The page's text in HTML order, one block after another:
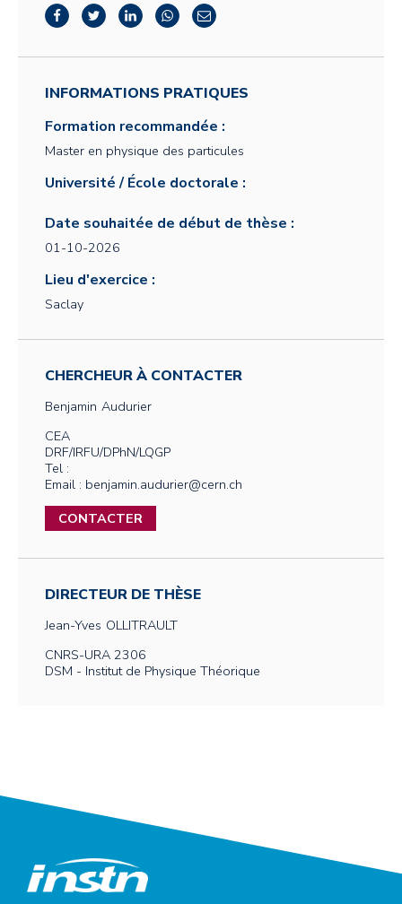
INFORMATIONS PRATIQUES
Formation recommandée :
Master en physique des particules
Université / École doctorale :
Date souhaitée de début de thèse :
01-10-2026
Lieu d'exercice :
Saclay
CHERCHEUR À CONTACTER
Benjamin Audurier
CEA
DRF/IRFU/DPhN/LQGP
Tel :
Email : benjamin.audurier@cern.ch
CONTACTER
DIRECTEUR DE THÈSE
Jean-Yves OLLITRAULT
CNRS-URA 2306
DSM - Institut de Physique Théorique